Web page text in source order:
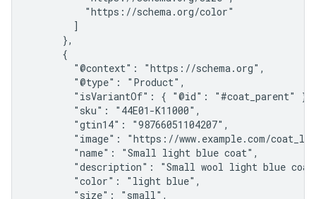
          "https://schema.org/color"
        ]
      },
      {
        "@context": "https://schema.org",
        "@type": "Product",
        "isVariantOf": { "@id": "#coat_parent" },
        "sku": "44E01-K11000",
        "gtin14": "98766051104207",
"image": "https://www.example.com/
        "name": "Small light blue coat",
"description": "Small wool light blue
        "color": "light blue",
        "size": "small",